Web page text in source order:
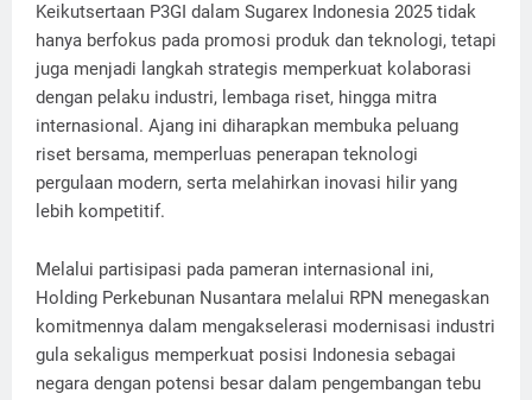
Keikutsertaan P3GI dalam Sugarex Indonesia 2025 tidak
hanya berfokus pada promosi produk dan teknologi, tetapi
juga menjadi langkah strategis memperkuat kolaborasi
dengan pelaku industri, lembaga riset, hingga mitra
internasional. Ajang ini diharapkan membuka peluang
riset bersama, memperluas penerapan teknologi
pergulaan modern, serta melahirkan inovasi hilir yang
lebih kompetitif.
Melalui partisipasi pada pameran internasional ini,
Holding Perkebunan Nusantara melalui RPN menegaskan
komitmennya dalam mengakselerasi modernisasi industri
gula sekaligus memperkuat posisi Indonesia sebagai
negara dengan potensi besar dalam pengembangan tebu